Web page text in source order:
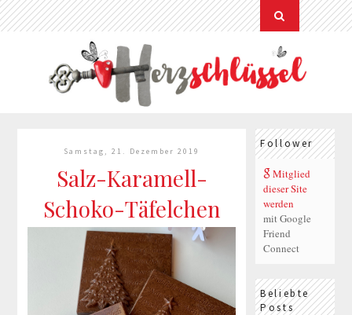
Samstag, 21. Dezember 2019
Salz-Karamell-
Schoko-Täfelchen
Follower
Mitglied
dieser Site
werden
mit Google
Friend
Connect
Beliebte
Posts